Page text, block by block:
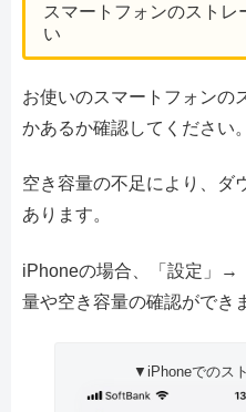
スマートフォンのスト
い
お使いのスマートフォンの
かあるか確認してください。
空き容量の不足により、ダ
あります。
iPhoneの場合、「設定」→
量や空き容量の確認ができ
▼iPhoneでのス